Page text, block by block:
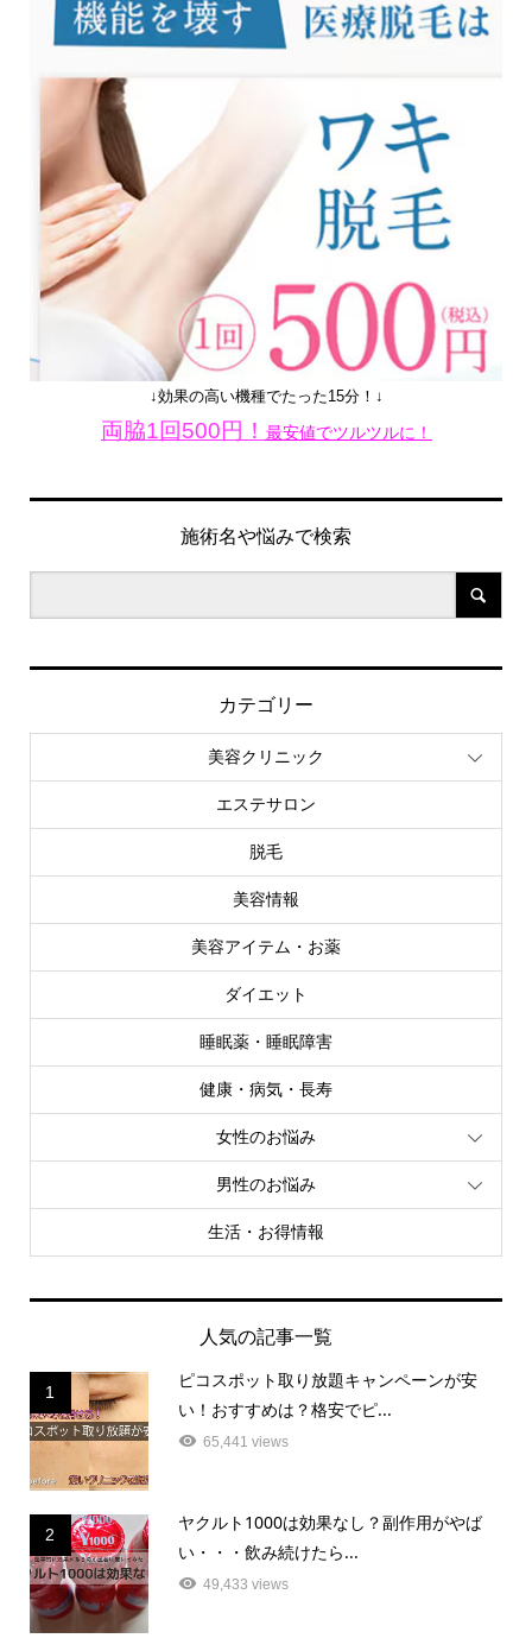
↓効果の高い機種でたった15分！↓
両脇1回500円！ 最安値でツルツルに！
施術名や悩みで検索
カテゴリー
美容クリニック
エステサロン
脱毛
美容情報
美容アイテム・お薬
ダイエット
睡眠薬・睡眠障害
健康・病気・長寿
女性のお悩み
男性のお悩み
生活・お得情報
人気の記事一覧
1
ピコスポット取り放題キャンペーンが安
い！おすすめは？格安でピ...
65,441 views
2
ヤクルト1000は効果なし？副作用がやば
い・・・飲み続けたら...
49,433 views